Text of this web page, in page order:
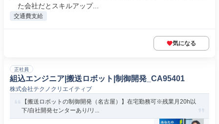
た会社だとスキルアップ...
交通費支給
気になる
正社員
組込エンジニア|搬送ロボット|制御開発_CA95401
株式会社テクノクリエイティブ
【搬送ロボットの制御開発（名古屋）】在宅勤務可※残業月20h以
下/自社開発センターあり/リ...